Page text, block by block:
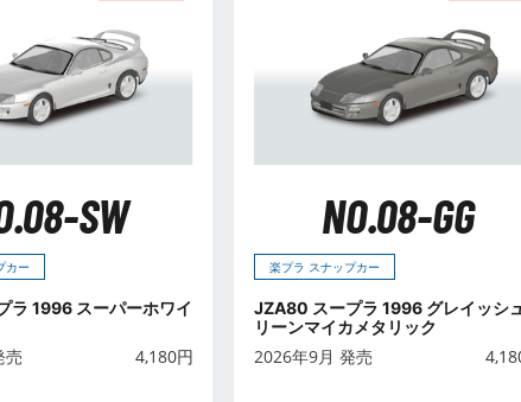
SW
カー
ラ 1996 スーパーホワイ
売 4,180円
NO.08-GG
楽プラ スナップカー
JZA80 スープラ 1996 グレイッシ
リーンマイカメタリック
2026年9月 発売